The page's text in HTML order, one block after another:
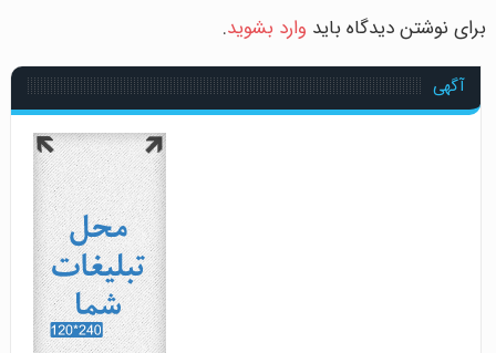
برای نوشتن دیدگاه باید وارد بشوید.
آگهی